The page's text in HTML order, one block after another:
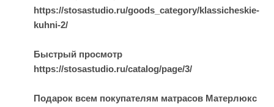
https://stosastudio.ru/goods_category/klassicheskie-
kuhni-2/
Быстрый просмотр
https://stosastudio.ru/catalog/page/3/
Подарок всем покупателям матрасов Матерлюкс